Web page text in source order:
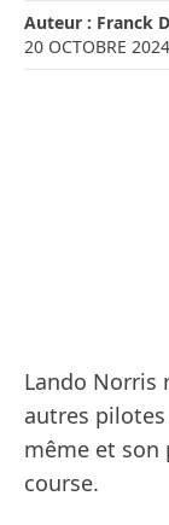
Auteur : Franck
20 OCTOBRE 2024
Lando Norris
autres pilotes
même et son
course.